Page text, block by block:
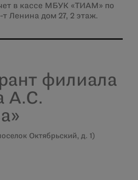
в кассе МБУК «ТИАМ» по
т Ленина дом 27, 2 этаж.
филиала
А.С.
Октябрьский, д. 1)